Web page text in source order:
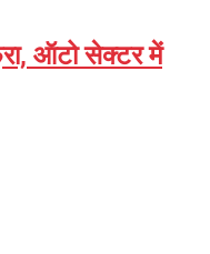
ऑटो सेक्टर में